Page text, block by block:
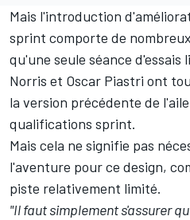
Mais l'introduction
sprint comporte de
qu'une seule séance d'essais
Norris et Oscar Piastri ont
la version précédente de
qualifications sprint.
Mais cela ne signifie pas
l'aventure pour ce design,
piste relativement limité.
"Il faut simplement s'assurer